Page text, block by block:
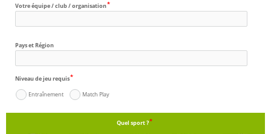
Votre équipe / club / organisation
Pays et Région
Niveau de jeu requis
Entraînement Match Play
Quel sport ?